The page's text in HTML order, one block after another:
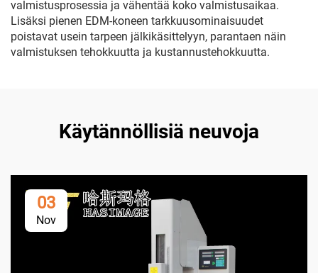
valmistusprosessia ja vähentää koko valmistusaikaa.
Lisäksi pienen EDM-koneen tarkkuusominaisuudet
poistavat usein tarpeen jälkikäsittelyyn, parantaen näin
valmistuksen tehokkuutta ja kustannustehokkuutta.
Käytännöllisiä neuvoja
03
Nov